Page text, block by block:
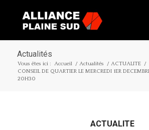
Actualités
Vous êtes ici : Accueil / Actualités / ACTUALITE
/
CONSEIL DE QUARTIER LE MERCREDI 1ER
20H30
ACTUALITE